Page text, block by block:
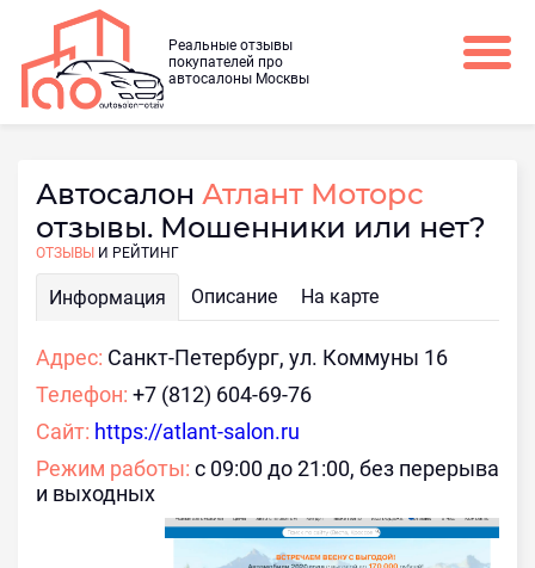
Реальные отзывы
покупателей про
автосалоны Москвы
Автосалон Атлант Моторс
отзывы. Мошенники или нет?
ОТЗЫВЫ И РЕЙТИНГ
Информация Описание На карте
Адрес: Санкт-Петербург, ул. Коммуны 16
Телефон: +7 (812) 604-69-76
Сайт: https://atlant-salon.ru
Режим работы: с 09:00 до 21:00, без перерыва
и выходных